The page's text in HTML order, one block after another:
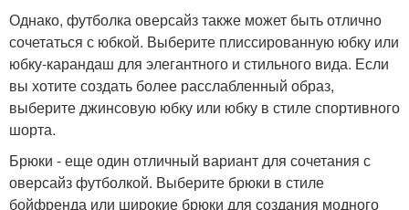
Однако, футболка оверсайз также может быть отлично
сочетаться с юбкой. Выберите плиссированную юбку или
юбку-карандаш для элегантного и стильного вида. Если
вы хотите создать более расслабленный образ,
выберите джинсовую юбку или юбку в стиле спортивного
шорта.
Брюки - еще один отличный вариант для сочетания с
оверсайз футболкой. Выберите брюки в стиле
бойфренда или широкие брюки для создания модного